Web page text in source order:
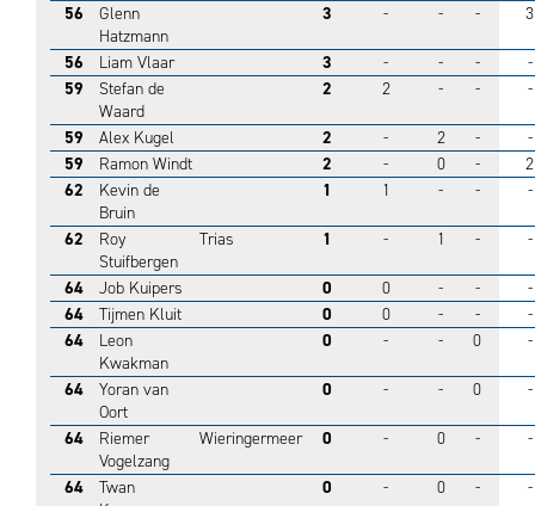
56
Glenn
Hatzmann
3 - - - 3
56 Liam Vlaar 3 - - -
-
59
Stefan de
Waard
2 2 - - -
59 Alex Kugel 2 - 2 -
-
59
Ramon Windt 2 - 0 -
2
62
Kevin de
Bruin
1 1 - - -
62
Roy
Stuifbergen
Trias 1 - 1 - -
64 Job Kuipers 0 0 - -
-
64
Tijmen Kluit 0 0 - -
-
64
Leon
Kwakman
0 - - 0 -
64
Yoran van
Oort
0 - - 0 -
64
Riemer
Vogelzang
Wieringermeer 0 - 0 - -
64
Twan
0 - 0 - -